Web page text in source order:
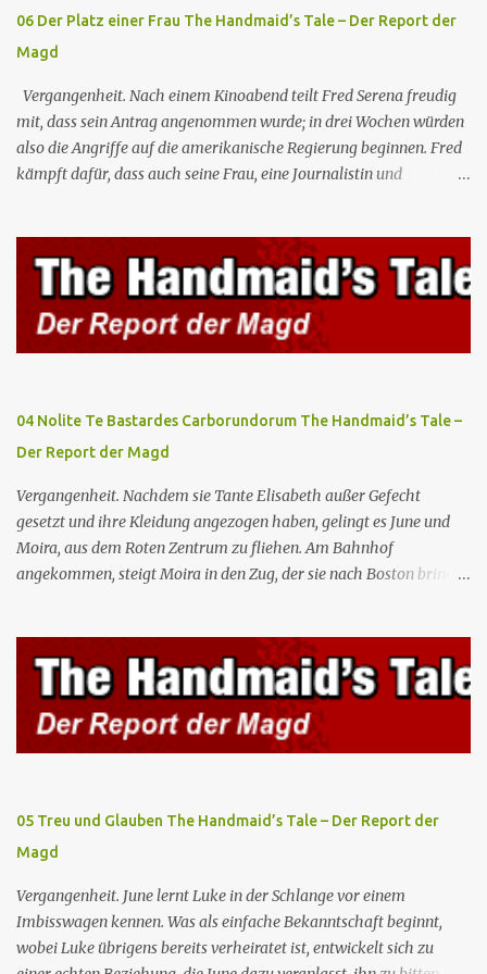
06 Der Platz einer Frau The Handmaid’s Tale – Der Report der
Magd
Vergangenheit. Nach einem Kinoabend teilt Fred Serena freudig
mit, dass sein Antrag angenommen wurde; in drei Wochen würden
also die Angriffe auf die amerikanische Regierung beginnen. Fred
kämpft dafür, dass auch seine Frau, eine Journalistin und
Teilnahme von Frauen weiterhin entschieden ab. Gegenwart. Die
Waterfords beherbergen eine Delegation aus Mexiko, um ein für
Gilead lebenswichtiges Handelsabkommen zu unterzeichnen.
Botschafterin Castillo konfrontiert Serena mit ihrem Buch „Der
Platz einer Frau”, das als Manifest von Gilead gilt und einen
oberstes Gut die Fortpflanzung ist. June und andere Mägde werden
wo Serena stolz die „Kinder von Gilead” vorstellt. June nutzt die
Gelegenheit, mit Castillo unter vier Augen zu sprechen, ...
04 Nolite Te Bastardes Carborundorum The Handmaid’s Tale –
Der Report der Magd
Vergangenheit. Nachdem sie Tante Elisabeth außer Gefecht
gesetzt und ihre Kleidung angezogen haben, gelingt es June und
Moira, aus dem Roten Zentrum zu fliehen. Am Bahnhof
angekommen, steigt Moira in den Zug, der sie nach Boston bringen
Elisabeth sie mit der Peitsche bestraft. Gegenwart. June ist seit
dreizehn Tagen in ihrem Zimmer eingesperrt und entdeckt im
Kleiderschrank die Inschrift „Nolite te bastardes carborundorum”,
die wahrscheinlich von der Magd Difred hinterlassen wurde, die
vor ihr dort war. In Erwartung der Zeremonie bringt Serena June
Fred unfruchtbar ist und nur sie für eine ausbleibende
Schwangerschaft verantwortlich gemacht würde. June lehnt ab,
auch wenn dies das Scheitern der Zeremonie bedeutet. Während
des versprochenen Scrabble-Spiels fragt June Fred nach der
Bedeutung des lat...
05 Treu und Glauben The Handmaid’s Tale – Der Report der
Magd
Vergangenheit. June lernt Luke in der Schlange vor einem
Imbisswagen kennen. Was als einfache Bekanntschaft beginnt,
wobei Luke übrigens bereits verheiratet ist, entwickelt sich zu